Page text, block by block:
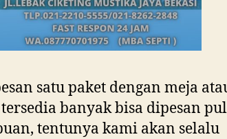
satu paket dengan meja
banyak bisa dipesan
tentunya kami akan selalu